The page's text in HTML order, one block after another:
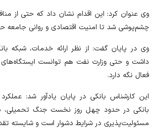
وی عنوان کرد: این اقدام نشان داد که حتی از
چشم‌پوشی شد تا امنیت اقتصادی و روانی جامعه
وی در پایان گفت: از نظر ارائه خدمات، شبکه
داشت و حتی وزارت نفت هم توانست
فعال نگه دارد.
این کارشناس بانکی در پایان یادآور شد:
بانکی در حدود چهل روز نخست جنگ تحمیلی،
مسئولیت‌پذیری در شرایط دشوار است و شایسته